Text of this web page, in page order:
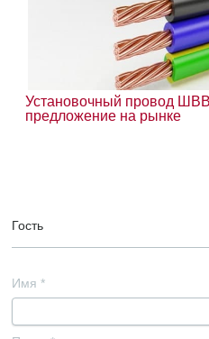
Установочный провод
предложение на рынке
Гость
Имя *